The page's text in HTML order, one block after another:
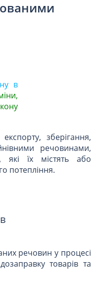
в
зберігання,
речовинами,
які їх містять або
потепління.
речовин у процесі
товарів та